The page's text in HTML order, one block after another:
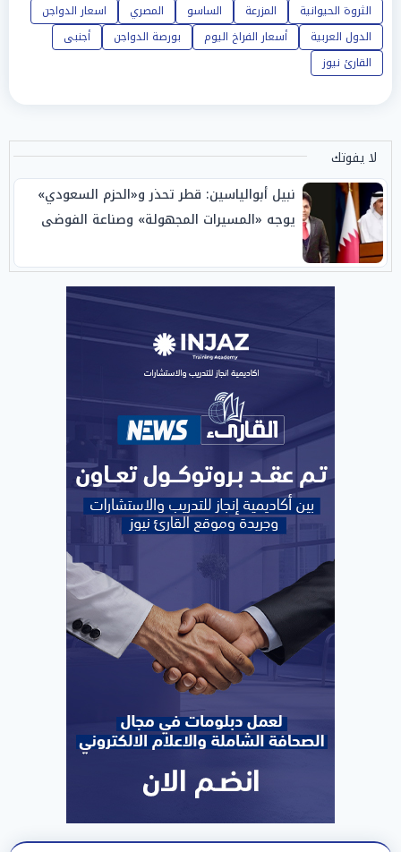
الثروة الحيوانية
المزرعة الساسو المصري
اسعار الدواجن
الدول العربية
أسعار الفراخ اليوم بورصة الدواجن
أجنبى
القارئ نيوز
لا يفوتك
نبيل أبوالياسين: قطر تحذر و«الحزم السعودي»
يوجه «المسيرات المجهولة» وصناعة الفوضى